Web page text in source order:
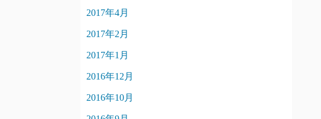
2017年4月
2017年2月
2017年1月
2016年12月
2016年10月